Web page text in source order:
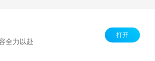
全力以赴
打开